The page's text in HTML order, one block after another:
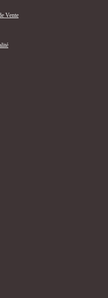
Vente